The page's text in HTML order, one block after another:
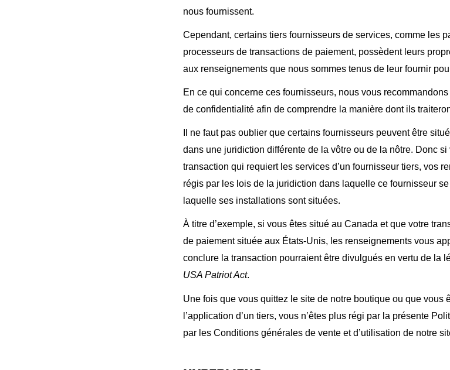
nous fournissent.
Cependant, certains tiers fournisseurs de services, comme les
processeurs de transactions de paiement, possèdent leurs
aux renseignements que nous sommes tenus de leur fournir
En ce qui concerne ces fournisseurs, nous vous
de confidentialité afin de comprendre la manière dont ils
Il ne faut pas oublier que certains fournisseurs peuvent être
dans une juridiction différente de la vôtre ou de la nôtre. Donc
transaction qui requiert les services d’un fournisseur tiers, vos
régis par les lois de la juridiction dans laquelle ce fournisseur
laquelle ses installations sont situées.
À titre d’exemple, si vous êtes situé au Canada et que votre
de paiement située aux États-Unis, les renseignements vous
conclure la transaction pourraient être divulgués en vertu de la
USA Patriot Act.
Une fois que vous quittez le site de notre boutique ou que vous
l’application d’un tiers, vous n’êtes plus régi par la présente
par les Conditions générales de vente et d’utilisation de notre